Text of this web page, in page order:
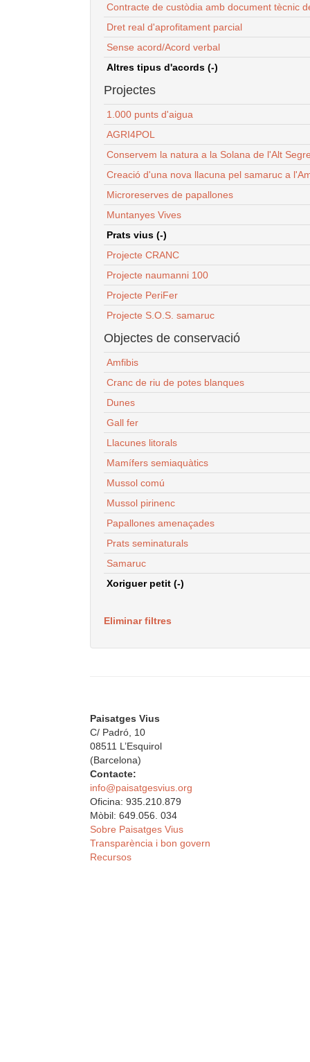
Contracte de custòdia amb document tècnic
Dret real d'aprofitament parcial
Sense acord/Acord verbal
Altres tipus d'acords (-)
Projectes
1.000 punts d'aigua
AGRI4POL
Conservem la natura a la Solana de l'Alt
Creació d'una nova llacuna pel samaruc a
Microreserves de papallones
Muntanyes Vives
Prats vius (-)
Projecte CRANC
Projecte naumanni 100
Projecte PeriFer
Projecte S.O.S. samaruc
Objectes de conservació
Amfibis
Cranc de riu de potes blanques
Dunes
Gall fer
Llacunes litorals
Mamífers semiaquàtics
Mussol comú
Mussol pirinenc
Papallones amenaçades
Prats seminaturals
Samaruc
Xoriguer petit (-)
Eliminar filtres
Paisatges Vius
C/ Padró, 10
08511 L’Esquirol
(Barcelona)
Contacte:
info@paisatgesvius.org
Oficina: 935.210.879
Mòbil: 649.056. 034
Sobre Paisatges Vius
Transparència i bon govern
Recursos